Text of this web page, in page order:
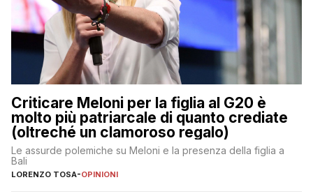
Criticare Meloni per la figlia al G20 è
molto più patriarcale di quanto crediate
(oltreché un clamoroso regalo)
Le assurde polemiche su Meloni e la presenza della figlia a
Bali
LORENZO TOSA-OPINIONI